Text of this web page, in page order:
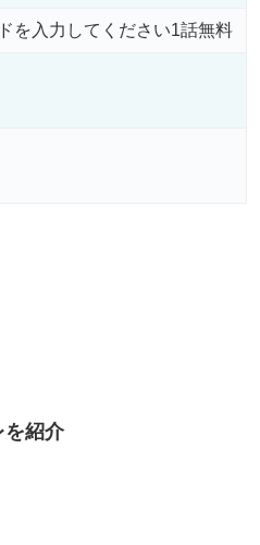
を入力してください1話無料
を紹介